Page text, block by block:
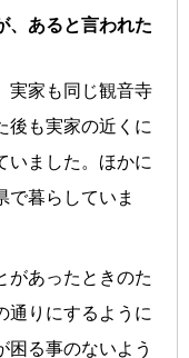
、あると言われた
実家も同じ観音寺
後も実家の近くに
いました。ほかに
で暮らしていま
があったときのた
通りにするように
困る事のないよう